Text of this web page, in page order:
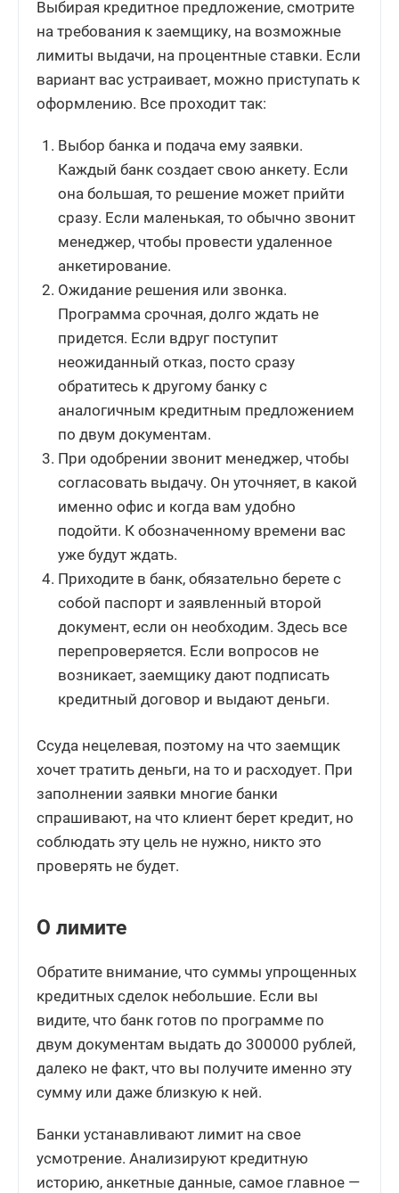
Выбирая кредитное предложение, смотрите
на требования к заемщику, на возможные
лимиты выдачи, на процентные ставки. Если
вариант вас устраивает, можно приступать к
оформлению. Все проходит так:
Выбор банка и подача ему заявки.
Каждый банк создает свою анкету. Если
она большая, то решение может прийти
сразу. Если маленькая, то обычно звонит
менеджер, чтобы провести удаленное
анкетирование.
Ожидание решения или звонка.
Программа срочная, долго ждать не
придется. Если вдруг поступит
неожиданный отказ, посто сразу
обратитесь к другому банку с
аналогичным кредитным предложением
по двум документам.
При одобрении звонит менеджер, чтобы
согласовать выдачу. Он уточняет, в какой
именно офис и когда вам удобно
подойти. К обозначенному времени вас
уже будут ждать.
Приходите в банк, обязательно берете с
собой паспорт и заявленный второй
документ, если он необходим. Здесь все
перепроверяется. Если вопросов не
возникает, заемщику дают подписать
кредитный договор и выдают деньги.
Ссуда нецелевая, поэтому на что заемщик
хочет тратить деньги, на то и расходует. При
заполнении заявки многие банки
спрашивают, на что клиент берет кредит, но
соблюдать эту цель не нужно, никто это
проверять не будет.
О лимите
Обратите внимание, что суммы упрощенных
кредитных сделок небольшие. Если вы
видите, что банк готов по программе по
двум документам выдать до 300000 рублей,
далеко не факт, что вы получите именно эту
сумму или даже близкую к ней.
Банки устанавливают лимит на свое
усмотрение. Анализируют кредитную
историю, анкетные данные, самое главное —